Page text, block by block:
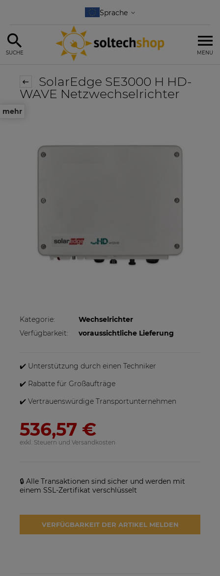
MENU
SUCHE
mehr
SolarEdge SE3000 H HD-
WAVE Netzwechselrichter
Kategorie:
Wechselrichter
Verfügbarkeit:
voraussichtliche Lieferung
✔️ Unterstützung durch einen Techniker
✔️ Rabatte für Großaufträge
✔️ Vertrauenswürdige Transportunternehmen
536,57 €
exkl. Steuern und Versandkosten
🔒 Alle Transaktionen sind sicher und werden mit
einem SSL-Zertifikat verschlüsselt
VERFÜGBARKEIT DER ARTIKEL MELDEN